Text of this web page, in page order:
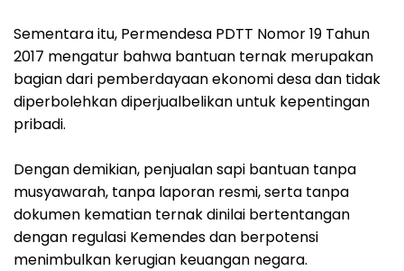
‎Sementara itu, Permendesa PDTT Nomor 19 Tahun
2017 mengatur bahwa bantuan ternak merupakan
bagian dari pemberdayaan ekonomi desa dan tidak
diperbolehkan diperjualbelikan untuk kepentingan
pribadi.
‎Dengan demikian, penjualan sapi bantuan tanpa
musyawarah, tanpa laporan resmi, serta tanpa
dokumen kematian ternak dinilai bertentangan
dengan regulasi Kemendes dan berpotensi
menimbulkan kerugian keuangan negara.